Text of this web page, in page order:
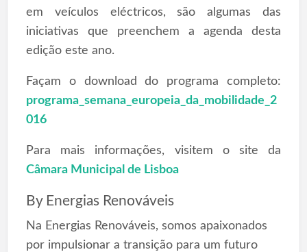
em veículos eléctricos, são algumas das
iniciativas que preenchem a agenda desta
edição este ano.
Façam o download do programa completo:
programa_semana_europeia_da_mobilidade_2
016
Para mais informações, visitem o site da
Câmara Municipal de Lisboa
By Energias Renováveis
Na Energias Renováveis, somos apaixonados
por impulsionar a transição para um futuro